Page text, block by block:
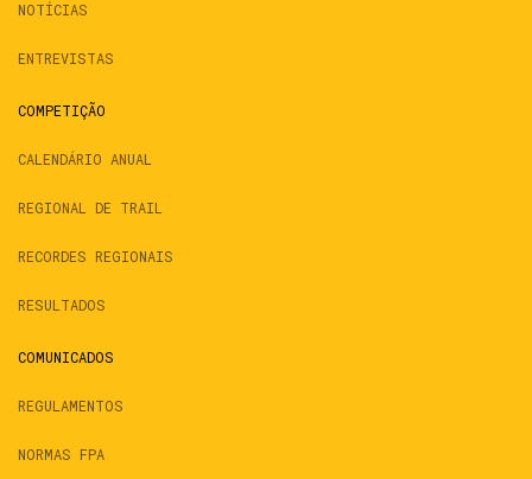
NOTÍCIAS
ENTREVISTAS
COMPETIÇÃO
CALENDÁRIO ANUAL
REGIONAL DE TRAIL
RECORDES REGIONAIS
RESULTADOS
COMUNICADOS
REGULAMENTOS
NORMAS FPA